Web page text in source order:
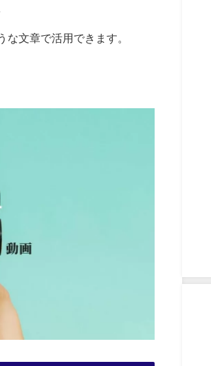
な文章で活用できます。